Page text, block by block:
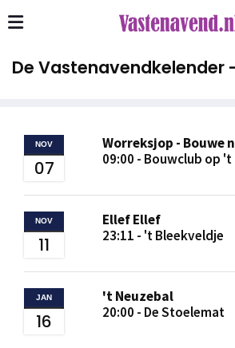
De Vastenavendkelender
NOV
07
Worreksjop - Bouwe
09:00 - Bouwclub op
NOV
11
Ellef Ellef
23:11 - 't Bleekveldje
JAN
16
't Neuzebal
20:00 - De Stoelemat